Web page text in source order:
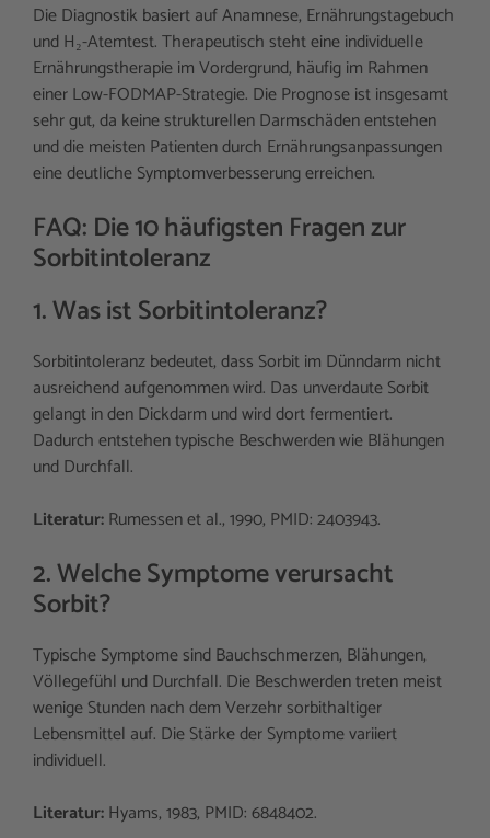
Die Diagnostik basiert auf Anamnese, Ernährungstagebuch
und H₂-Atemtest. Therapeutisch steht eine individuelle
Ernährungstherapie im Vordergrund, häufig im Rahmen
einer Low-FODMAP-Strategie. Die Prognose ist insgesamt
sehr gut, da keine strukturellen Darmschäden entstehen
und die meisten Patienten durch Ernährungsanpassungen
eine deutliche Symptomverbesserung erreichen.
FAQ: Die 10 häufigsten Fragen zur
Sorbitintoleranz
1. Was ist Sorbitintoleranz?
Sorbitintoleranz bedeutet, dass Sorbit im Dünndarm nicht
ausreichend aufgenommen wird. Das unverdaute Sorbit
gelangt in den Dickdarm und wird dort fermentiert.
Dadurch entstehen typische Beschwerden wie Blähungen
und Durchfall.
Literatur:Rumessen et al., 1990, PMID: 2403943.
2. Welche Symptome verursacht
Sorbit?
Typische Symptome sind Bauchschmerzen, Blähungen,
Völlegefühl und Durchfall. Die Beschwerden treten meist
wenige Stunden nach dem Verzehr sorbithaltiger
Lebensmittel auf. Die Stärke der Symptome variiert
individuell.
Literatur:Hyams, 1983, PMID: 6848402.